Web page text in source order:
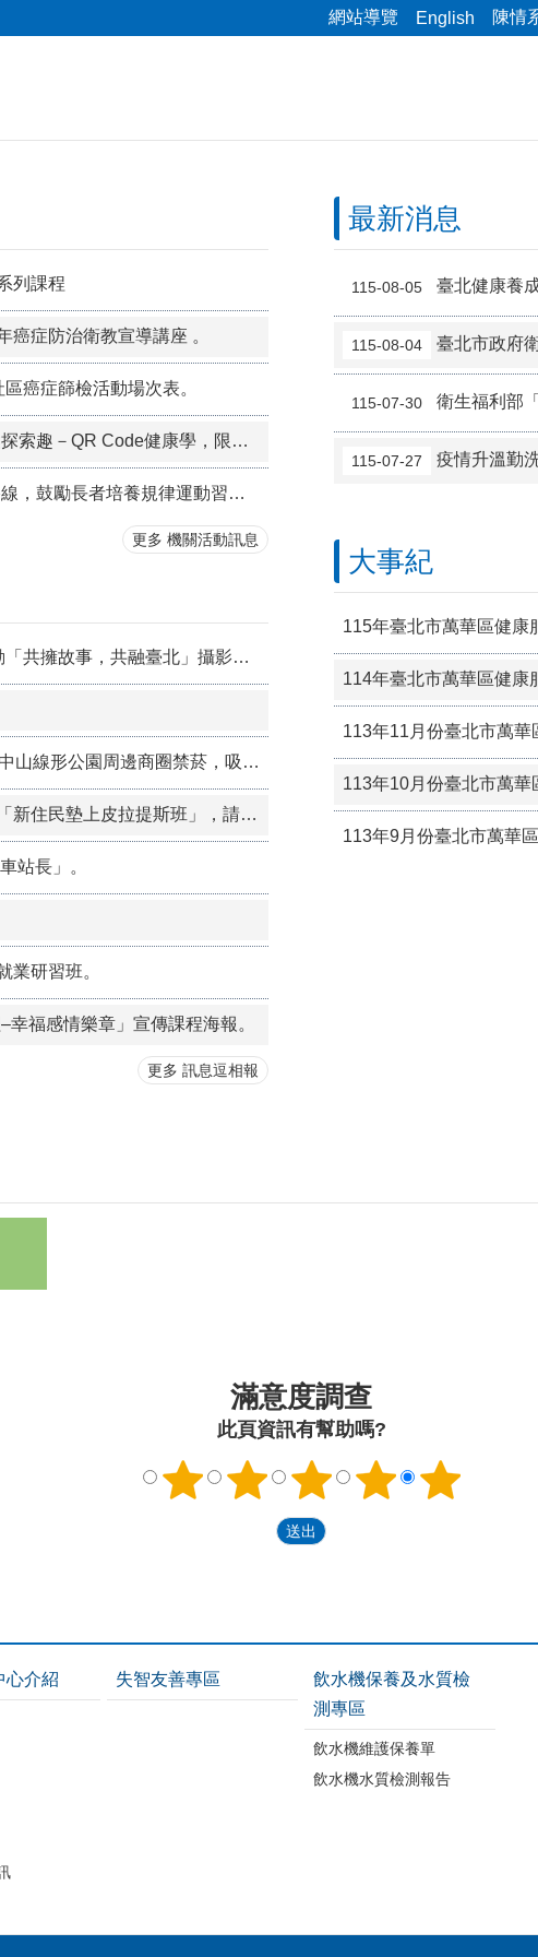
網站導覽 English 陳情
列課程
症防治衛教宣導講座 。
癌症篩檢活動場次表。
【免費報名】動起來！老松體健探索趣－QR Code健康學，限額招生中！
日善里生活圈暨校園周邊健走路線，鼓勵長者培養規律運動習慣，促進身心健康，打造友善樂活的社區環境。
更多 機關活動訊息
2026國際身心障礙者日系列活動「共擁故事，共融臺北」攝影徵件
115年8月1日起迪化街商圈及心中山線形公園周邊商圈禁菸，吸菸須至指定吸菸區，違者最高處 1 萬元罰鍰。
臺北市松山區公所辦理115年度「新住民墊上皮拉提斯班」，請踴躍報名參加。
站長」。
業研習班。
福感情樂章」宣傳課程海報。
更多 訊息逗相報
最新消息
115-08-05 臺北健康養成
115-08-04 臺北市政府衛生
115-07-30 衛生福利部「114-115年度
115-07-27 疫情升溫勤
大事紀
115年臺北市萬華區健康
114年臺北市萬華區健康
113年11月份臺北市萬
113年10月份臺北市萬
113年9月份臺北市萬華
滿意度調查
此頁資訊有幫助嗎?
心介紹 失智友善專區
飲水機保養及水質檢
測專區
飲水機維護保養單
飲水機水質檢測報告